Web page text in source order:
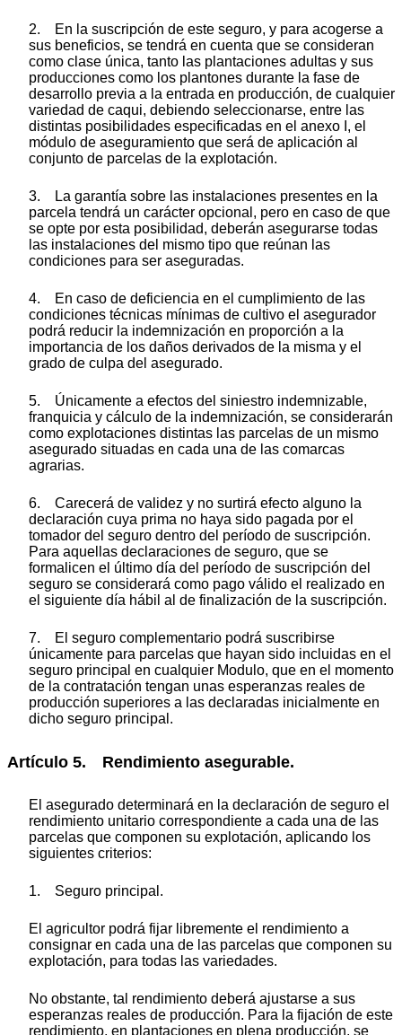
2. En la suscripción de este seguro, y para acogerse a
sus beneficios, se tendrá en cuenta que se consideran
como clase única, tanto las plantaciones adultas y sus
producciones como los plantones durante la fase de
desarrollo previa a la entrada en producción, de cualquier
variedad de caqui, debiendo seleccionarse, entre las
distintas posibilidades especificadas en el anexo I, el
módulo de aseguramiento que será de aplicación al
conjunto de parcelas de la explotación.
3. La garantía sobre las instalaciones presentes en la
parcela tendrá un carácter opcional, pero en caso de que
se opte por esta posibilidad, deberán asegurarse todas
las instalaciones del mismo tipo que reúnan las
condiciones para ser aseguradas.
4. En caso de deficiencia en el cumplimiento de las
condiciones técnicas mínimas de cultivo el asegurador
podrá reducir la indemnización en proporción a la
importancia de los daños derivados de la misma y el
grado de culpa del asegurado.
5. Únicamente a efectos del siniestro indemnizable,
franquicia y cálculo de la indemnización, se considerarán
como explotaciones distintas las parcelas de un mismo
asegurado situadas en cada una de las comarcas
agrarias.
6. Carecerá de validez y no surtirá efecto alguno la
declaración cuya prima no haya sido pagada por el
tomador del seguro dentro del período de suscripción.
Para aquellas declaraciones de seguro, que se
formalicen el último día del período de suscripción del
seguro se considerará como pago válido el realizado en
el siguiente día hábil al de finalización de la suscripción.
7. El seguro complementario podrá suscribirse
únicamente para parcelas que hayan sido incluidas en el
seguro principal en cualquier Modulo, que en el momento
de la contratación tengan unas esperanzas reales de
producción superiores a las declaradas inicialmente en
dicho seguro principal.
Artículo 5. Rendimiento asegurable.
El asegurado determinará en la declaración de seguro el
rendimiento unitario correspondiente a cada una de las
parcelas que componen su explotación, aplicando los
siguientes criterios:
1. Seguro principal.
El agricultor podrá fijar libremente el rendimiento a
consignar en cada una de las parcelas que componen su
explotación, para todas las variedades.
No obstante, tal rendimiento deberá ajustarse a sus
esperanzas reales de producción. Para la fijación de este
rendimiento, en plantaciones en plena producción, se